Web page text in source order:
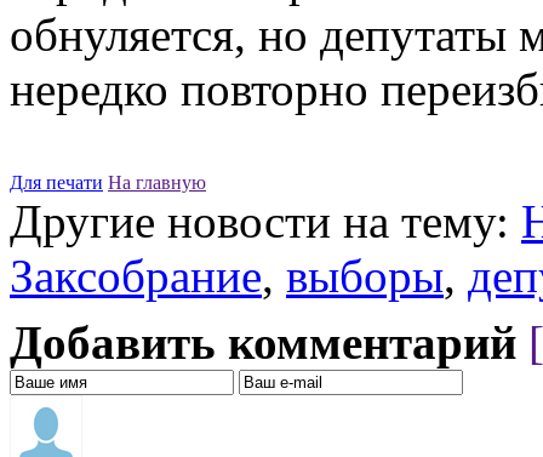
обнуляется, но депутаты
нередко повторно
Для печати На главную
Другие новости на тему:
Заксобрание, выборы,
Добавить комментарий